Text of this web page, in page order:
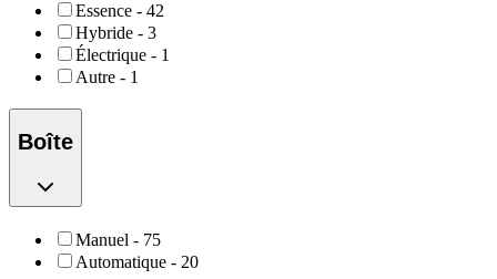
Essence - 42
Hybride - 3
Électrique - 1
Autre - 1
Boîte
Manuel - 75
Automatique - 20